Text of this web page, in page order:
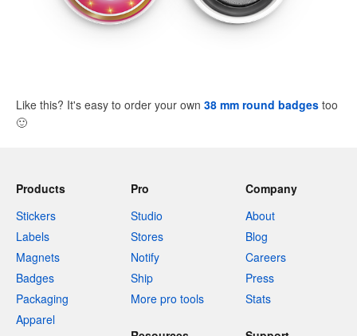
Like this? It's easy to order your own 38 mm round badges too
🙂
Products
Stickers
Labels
Magnets
Badges
Packaging
Apparel
Pro
Studio
Stores
Notify
Ship
More pro tools
Company
About
Blog
Careers
Press
Stats